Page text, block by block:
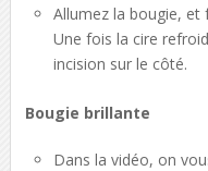
Allumez la bougie, et
Une fois la cire
incision sur le côté.
Bougie brillante
Dans la vidéo, on